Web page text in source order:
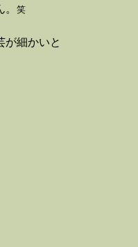
笑
細かいと